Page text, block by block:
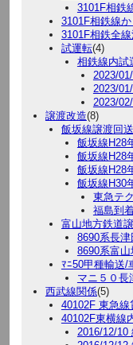
3101F相鉄
3101F相鉄線
3101F相鉄全
試運転(4)
相鉄線内試
2023/
2023/
2023/
譲渡改造(8)
飯坂線譲渡回
飯坂線H28
飯坂線H28
飯坂線H28
飯坂線H30
東急テ
福島到
富山地方鉄道
8690系長
8690系富
ﾏﾆ50甲種輸送/
マニ５０長
西武線関係(5)
40102F 東急線
40102F東横線
2016/12/10